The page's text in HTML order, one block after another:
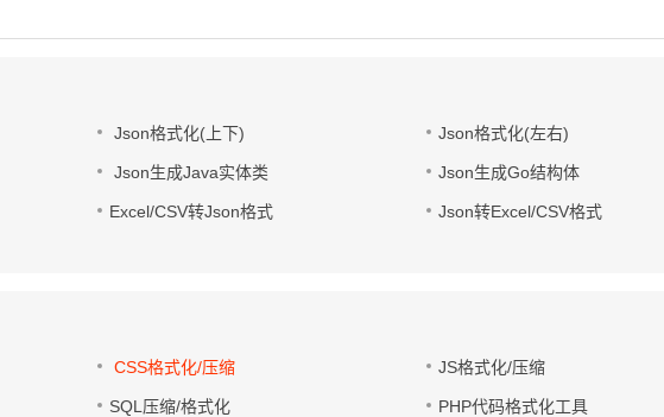
Json格式化(上下) Json格式化(左右)
Json生成Java实体类 Json生成Go结构体
Excel/CSV转Json格式 Json转Excel/CSV格式
CSS格式化/压缩 JS格式化/压缩
SQL压缩/格式化 PHP代码格式化工具